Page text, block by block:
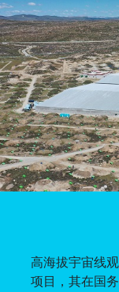
高海拔宇宙线
项目，其在国